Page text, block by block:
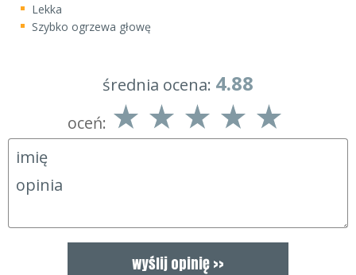
Lekka
Szybko ogrzewa głowę
średnia ocena: 4.88
oceń: